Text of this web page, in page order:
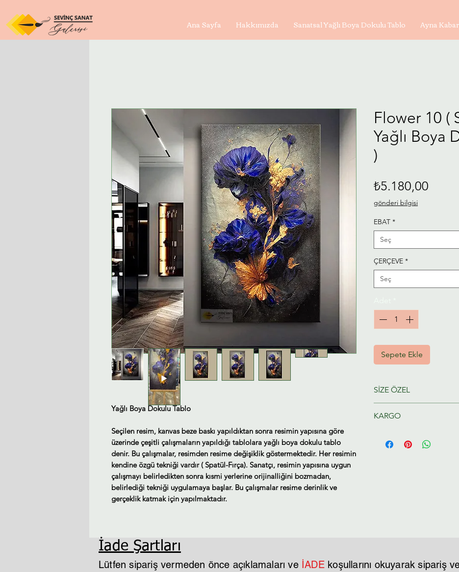
Ana Sayfa Hakkımızda Sanatsal Yağlı Boya Dokulu Tablo Ayna
Yağlı Boya Dokulu Tablo
Seçilen resim, kanvas beze baskı yapıldıktan sonra resimin yapısına göre
üzerinde çeşitli çalışmaların yapıldığı tablolara yağlı boya dokulu tablo
denir. Bu çalışmalar, resimden resime değişiklik göstermektedir. Her resimin
kendine özgü tekniği vardır ( Spatül-Fırça). Sanatçı, resimin yapısına uygun
çalışmayı belirledikten sonra kısmi yerlerine orijinalliğini bozmadan,
belirlediği tekniği uygulamaya başlar. Bu çalışmalar resime derinlik ve
gerçeklik katmak için yapılmaktadır.
Flower 10 (
Yağlı Boya
)
₺5.180,00
gönderi bilgisi
EBAT *
Seç
ÇERÇEVE *
Seç
Sepete Ekle
SİZE ÖZEL
hazırlanacaktır.
KARGO
İade Şartları
Lütfen sipariş vermeden önce açıklamaları ve İADEkoşullarını okuyarak sipariş